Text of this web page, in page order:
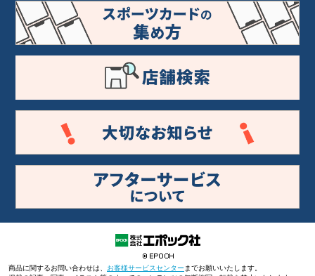
商品に関するお問い合わせは、 お客様サービスセンター までお願いいたします。